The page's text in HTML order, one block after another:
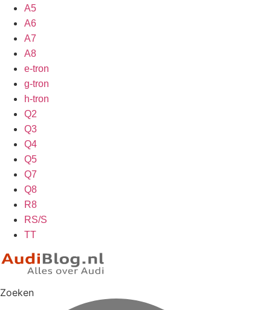
A5
A6
A7
A8
e-tron
g-tron
h-tron
Q2
Q3
Q4
Q5
Q7
Q8
R8
RS/S
TT
Zoeken